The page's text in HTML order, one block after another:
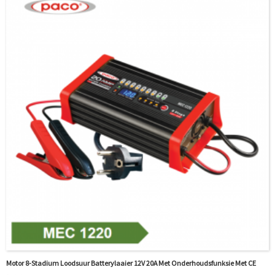
Motor 8-Stadium Loodsuur Batterylaaier 12V 20A Met Onderhoudsfunksie Met CE